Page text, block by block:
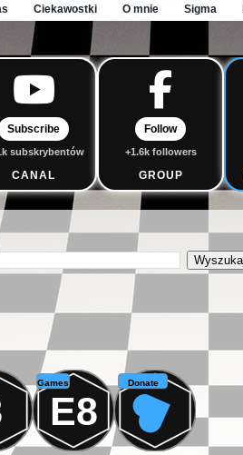
Ciekawostki O mnie Sigma
Subscribe
subskrybentów
CANAL
Follow
+1.6k followers
GROUP
Games
E8
Donate